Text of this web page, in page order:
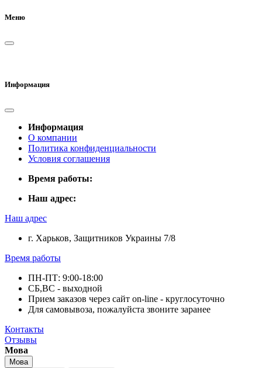
Меню
Информация
Информация
О компании
Политика конфиденциальности
Условия соглашения
Время работы:
Наш адрес:
Наш адрес
г. Харьков, Защитников Украины 7/8
Время работы
ПН-ПТ: 9:00-18:00
СБ,ВС - выходной
Прием заказов через сайт on-line - круглосуточно
Для самовывоза, пожалуйста звоните заранее
Контакты
Отзывы
Мова
Мова